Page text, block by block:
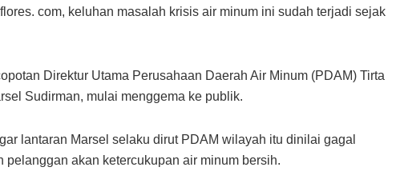
com, keluhan masalah krisis air minum ini sudah terjadi sejak
Direktur Utama Perusahaan Daerah Air Minum (PDAM) Tirta
Sudirman, mulai menggema ke publik.
lantaran Marsel selaku dirut PDAM wilayah itu dinilai gagal
pelanggan akan ketercukupan air minum bersih.